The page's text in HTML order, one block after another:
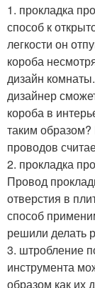
1. прокладка
способ к
легкости он
короба
дизайн
дизайнер
короба в
таким образом?
проводов
2. прокладка
Провод
отверстия в
способ
решили делать
3. штробление
инструмента
образом как их